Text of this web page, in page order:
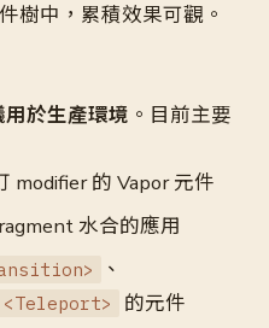
樹中，累積效果可觀。
於生產環境 。目前主要
modifier 的 Vapor 元件
水合的應用
、
<Teleport>
的元件